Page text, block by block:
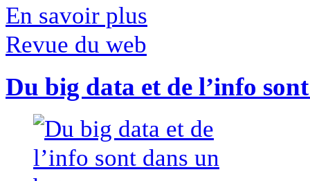
En savoir plus
Revue du web
Du big data et de l’info